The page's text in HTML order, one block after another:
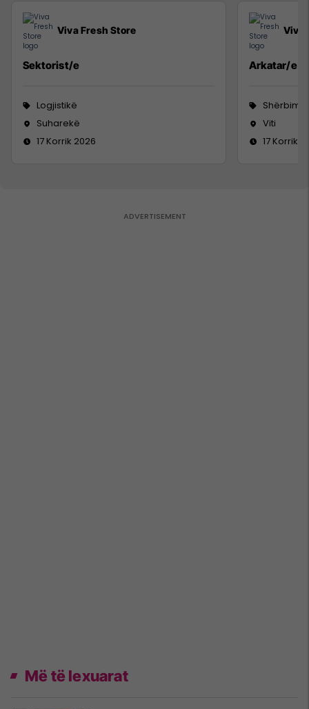
Viva Fresh Store
Sektorist/e
Logjistikë
Suharekë
17 Korrik 2026
Viva
Arkatar/e
Viti
17 Korrik
Më të lexuarat